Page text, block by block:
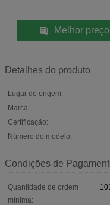
Melhor preço
Detalhes do produto
Lugar de origem:
Marca:
Certificação:
Número do modelo:
Condições de
Quantidade de ordem
mínima: